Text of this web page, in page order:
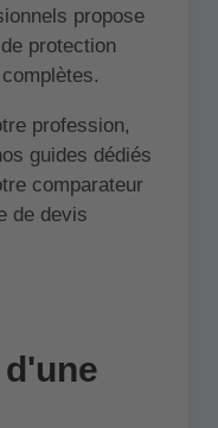
propose
protection
profession,
guides dédiés
comparateur
de devis